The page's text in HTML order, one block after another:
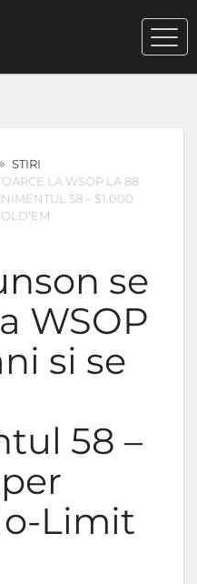
STIRI
LA WSOP LA 88
58 – $1.000
se
WSOP
si se
58 –
Limit